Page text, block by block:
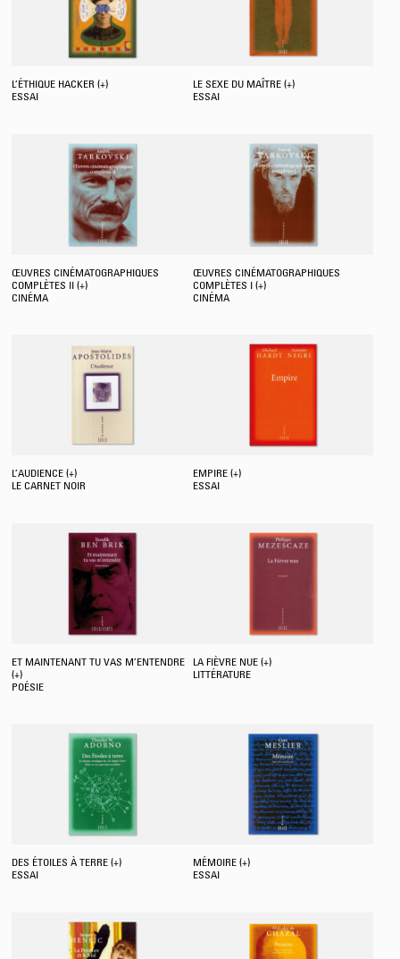
L’ÉTHIQUE HACKER (+)
ESSAI
LE SEXE DU MAÎTRE (+)
ESSAI
ŒUVRES CINÉMATOGRAPHIQUES
COMPLÈTES II (+)
CINÉMA
ŒUVRES CINÉMATOGRAPHIQUES
COMPLÈTES I (+)
CINÉMA
L’AUDIENCE (+)
LE CARNET NOIR
EMPIRE (+)
ESSAI
ET MAINTENANT TU VAS M’ENTENDRE
(+)
POÉSIE
LA FIÈVRE NUE (+)
LITTÉRATURE
DES ÉTOILES À TERRE (+)
ESSAI
MÉMOIRE (+)
ESSAI